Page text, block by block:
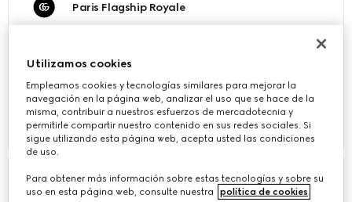
Paris Flagship Royale
Tel.:+33144941470
RESERVAR UNA CITA
Datos
Paris - CDG Airport T1 - DF
Utilizamos cookies
Empleamos cookies y tecnologías similares para mejorar la
navegación en la página web, analizar el uso que se hace de la
misma, contribuir a nuestros esfuerzos de mercadotecnia y
permitirle compartir nuestro contenido en sus redes sociales. Si
sigue utilizando esta página web, acepta usted las condiciones
de uso.
Para obtener más información sobre estas tecnologías y sobre su
uso en esta página web, consulte nuestra
política de cookies.